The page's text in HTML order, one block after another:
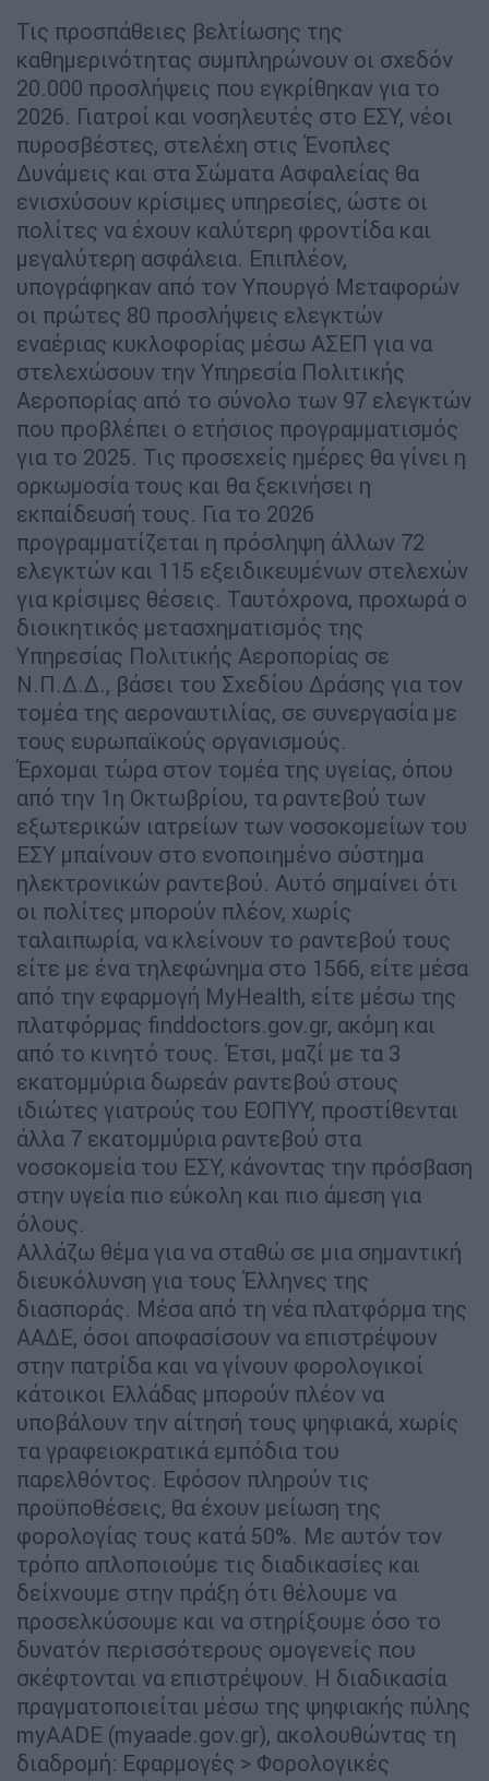
Τις προσπάθειες βελτίωσης της
καθημερινότητας συμπληρώνουν οι σχεδόν
20.000 προσλήψεις που εγκρίθηκαν για το
2026. Γιατροί και νοσηλευτές στο ΕΣΥ, νέοι
πυροσβέστες, στελέχη στις Ένοπλες
Δυνάμεις και στα Σώματα Ασφαλείας θα
ενισχύσουν κρίσιμες υπηρεσίες, ώστε οι
πολίτες να έχουν καλύτερη φροντίδα και
μεγαλύτερη ασφάλεια. Επιπλέον,
υπογράφηκαν από τον Υπουργό Μεταφορών
οι πρώτες 80 προσλήψεις ελεγκτών
εναέριας κυκλοφορίας μέσω ΑΣΕΠ για να
στελεχώσουν την Υπηρεσία Πολιτικής
Αεροπορίας από το σύνολο των 97 ελεγκτών
που προβλέπει ο ετήσιος προγραμματισμός
για το 2025. Τις προσεχείς ημέρες θα γίνει η
ορκωμοσία τους και θα ξεκινήσει η
εκπαίδευσή τους. Για το 2026
προγραμματίζεται η πρόσληψη άλλων 72
ελεγκτών και 115 εξειδικευμένων στελεχών
για κρίσιμες θέσεις. Ταυτόχρονα, προχωρά ο
διοικητικός μετασχηματισμός της
Υπηρεσίας Πολιτικής Αεροπορίας σε
Ν.Π.Δ.Δ., βάσει του Σχεδίου Δράσης για τον
τομέα της αεροναυτιλίας, σε συνεργασία με
τους ευρωπαϊκούς οργανισμούς.
Έρχομαι τώρα στον τομέα της υγείας, όπου
από την 1η Οκτωβρίου, τα ραντεβού των
εξωτερικών ιατρείων των νοσοκομείων του
ΕΣΥ μπαίνουν στο ενοποιημένο σύστημα
ηλεκτρονικών ραντεβού. Αυτό σημαίνει ότι
οι πολίτες μπορούν πλέον, χωρίς
ταλαιπωρία, να κλείνουν το ραντεβού τους
είτε με ένα τηλεφώνημα στο 1566, είτε μέσα
από την εφαρμογή MyHealth, είτε μέσω της
πλατφόρμας finddoctors.gov.gr, ακόμη και
από το κινητό τους. Έτσι, μαζί με τα 3
εκατομμύρια δωρεάν ραντεβού στους
ιδιώτες γιατρούς του ΕΟΠΥΥ, προστίθενται
άλλα 7 εκατομμύρια ραντεβού στα
νοσοκομεία του ΕΣΥ, κάνοντας την πρόσβαση
στην υγεία πιο εύκολη και πιο άμεση για
όλους.
Αλλάζω θέμα για να σταθώ σε μια σημαντική
διευκόλυνση για τους Έλληνες της
διασποράς. Μέσα από τη νέα πλατφόρμα της
ΑΑΔΕ, όσοι αποφασίσουν να επιστρέψουν
στην πατρίδα και να γίνουν φορολογικοί
κάτοικοι Ελλάδας μπορούν πλέον να
υποβάλουν την αίτησή τους ψηφιακά, χωρίς
τα γραφειοκρατικά εμπόδια του
παρελθόντος. Εφόσον πληρούν τις
προϋποθέσεις, θα έχουν μείωση της
φορολογίας τους κατά 50%. Με αυτόν τον
τρόπο απλοποιούμε τις διαδικασίες και
δείχνουμε στην πράξη ότι θέλουμε να
προσελκύσουμε και να στηρίξουμε όσο το
δυνατόν περισσότερους ομογενείς που
σκέφτονται να επιστρέψουν. Η διαδικασία
πραγματοποιείται μέσω της ψηφιακής πύλης
myAADE (myaade.gov.gr), ακολουθώντας τη
διαδρομή: Εφαρμογές > Φορολογικές